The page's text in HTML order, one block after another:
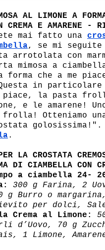
AL LIMONE A
CREMA E AMARENE -
mai fatto una
, se mi
arrotolata con
mimosa a
forma che a me
in
piace, la pasta
e le amarene!
frolla! Otteniamo
golosissima!".
.
LA CROSTATA
DI CIAMBELLA CON
a ciambella 24-
300 g Farina, 2
g Burro o
per dolci,
Crema al Limone:
d’Uovo, 70 g
1 Limone,